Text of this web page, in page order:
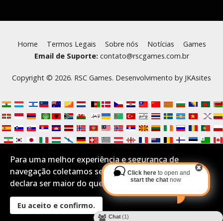
Home Termos Legais Sobre nós Notícias
Games
Email de Suporte: contato@rscgames.com.br
Copyright © 2026. RSC Games. Desenvolvimento by JKAsites
Desktop Layout
Para uma melhor experiência e segurança de
navegação coletamos seus Cookies.Se você aceita e
declara ser maior do que 16 anos por favor confirme:
Eu aceito e confirmo.
Chat(1)
Click hereto open and
start the chat now